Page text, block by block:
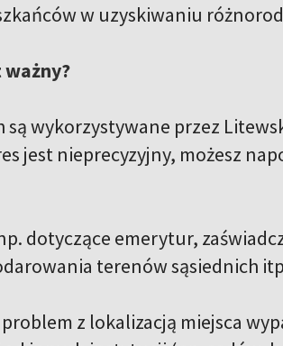
w uzyskiwaniu
wykorzystywane przez
jest nieprecyzyjny, możesz
dotyczące emerytur,
terenów sąsiednich
z lokalizacją miejsca